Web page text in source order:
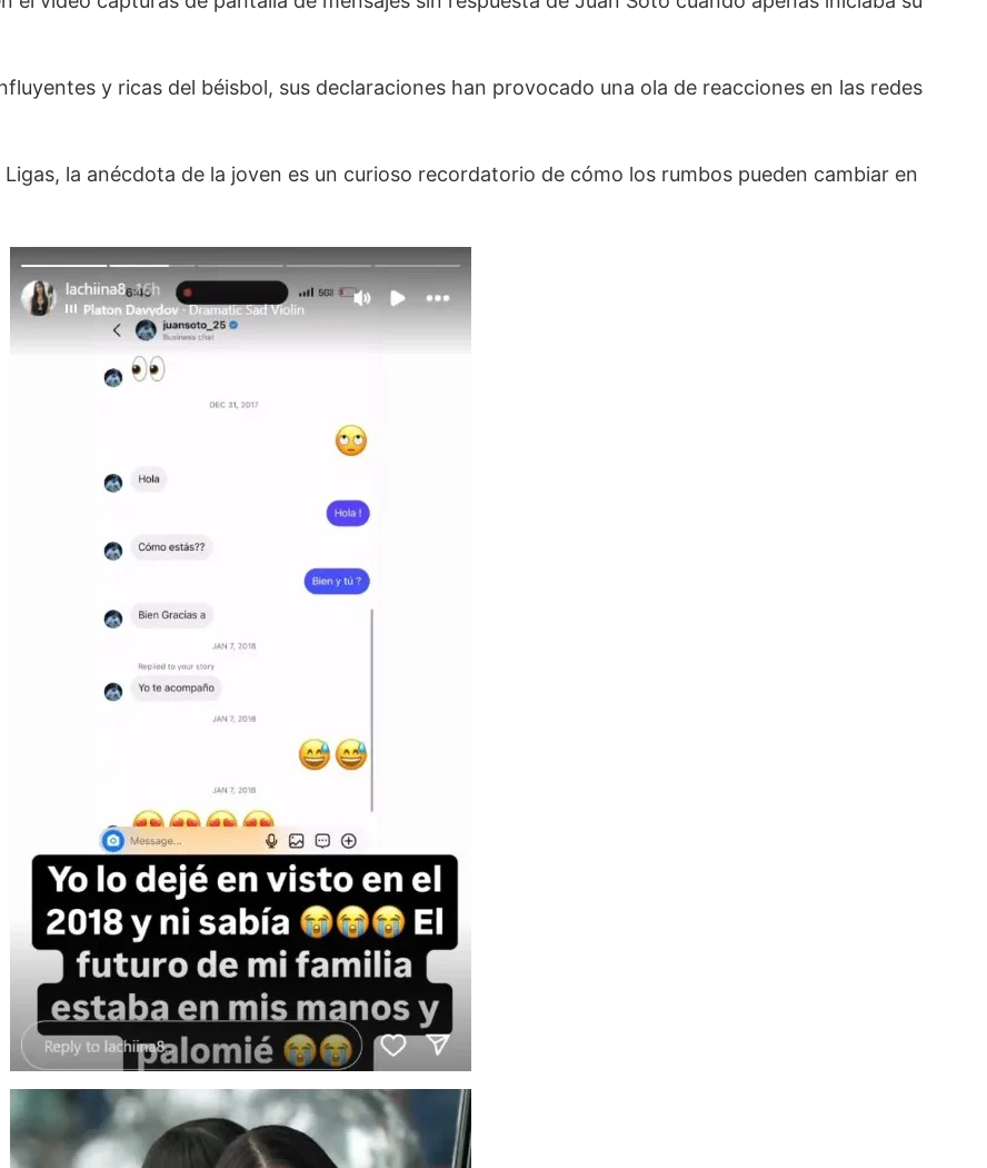
y ricas del béisbol, sus declaraciones han provocado una ola de reacciones en las redes
la anécdota de la joven es un curioso recordatorio de cómo los rumbos pueden cambiar en